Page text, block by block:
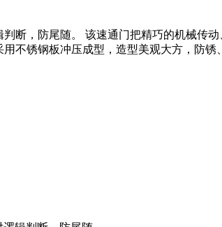
断，防尾随。 该速通门把精巧的机械传
不锈钢板冲压成型，造型美观大方，防